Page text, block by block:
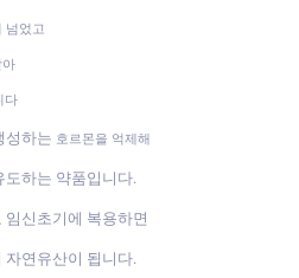
넘었고
아
다
성하는 호르몬을 억제해
도하는 약품입니다.
신초기에 복용하면
연유산이 됩니다.